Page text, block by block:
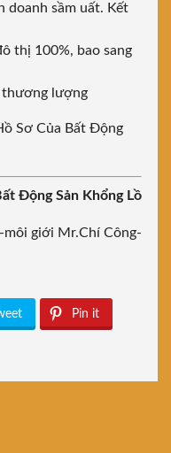
doanh sầm uất. Kết
thị 100%, bao sang
thương lượng
Sơ Của Bất Động
Động Sản Khổng Lồ
-môi giới Mr.Chí Công-
Pin it